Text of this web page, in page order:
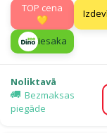
TOP cena
💛
iesaka
Noliktavā
Bezmaksas
piegāde